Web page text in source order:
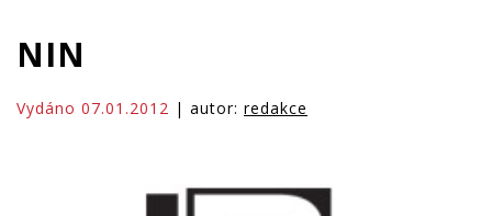
NIN
Vydáno 07.01.2012 | autor: redakce